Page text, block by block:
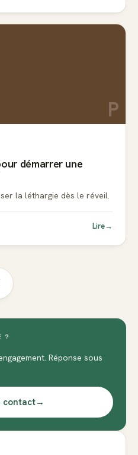
P
démarrer une
la léthargie dès le réveil.
Lire→
?
Réponse sous
contact→